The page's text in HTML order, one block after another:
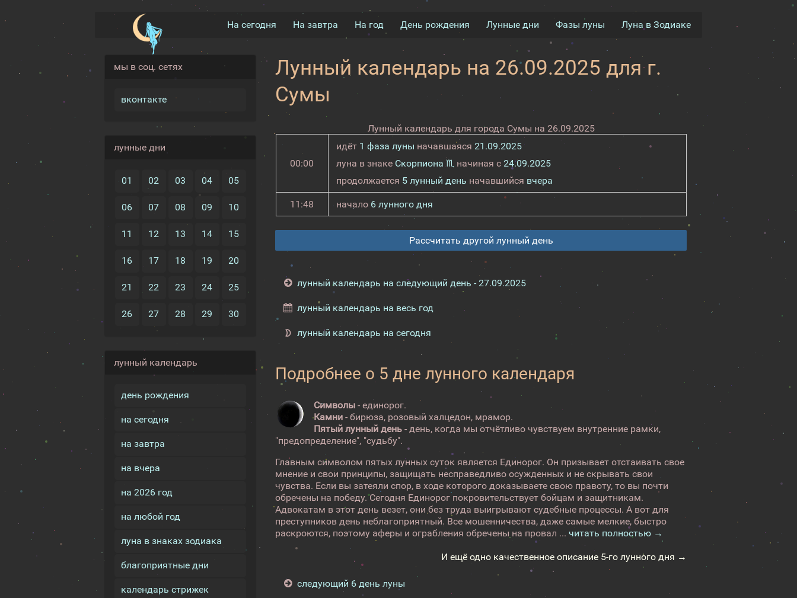
На сегодня На завтра На год День рождения Лунные дни Фазы луны Луна в Зодиаке
мы в соц. сетях
вконтакте
лунные дни
01 02 03 04 05
06 07 08 09 10
11 12 13 14 15
16 17 18 19 20
21 22 23 24 25
26 27 28 29 30
лунный календарь
день рождения
на сегодня
на завтра
на вчера
на 2026 год
на любой год
луна в знаках зодиака
благоприятные дни
календарь стрижек
Лунный календарь на 26.09.2025 для г.
Сумы
Лунный календарь для города Сумы на 26.09.2025
00:00
идёт 1 фаза луны начавшаяся 21.09.2025
луна в знаке Скорпиона ♏начиная с 24.09.2025
продолжается 5 лунный день начавшийся вчера
11:48 начало 6 лунного дня
Рассчитать другой лунный день
лунный календарь на следующий день - 27.09.2025
лунный календарь на весь год
лунный календарь на сегодня
Подробнее о 5 дне лунного календаря
Символы - единорог.
Камни - бирюза, розовый халцедон, мрамор.
Пятый лунный день - день, когда мы отчётливо чувствуем внутренние рамки,
"предопределение", "судьбу".
Главным символом пятых лунных суток является Единорог. Он призывает отстаивать свое
мнение и свои принципы, защищать несправедливо осужденных и не скрывать свои
чувства. Если вы затеяли спор, в ходе которого доказываете свою правоту, то вы почти
обречены на победу. Сегодня Единорог покровительствует бойцам и защитникам.
Адвокатам в этот день везет, они без труда выигрывают судебные процессы. А вот для
преступников день неблагоприятный. Все мошенничества, даже самые мелкие, быстро
раскроются, поэтому аферы и ограбления обречены на провал ...читать полностью →
И ещё одно качественное описание 5-го лунного дня →
следующий 6 день луны